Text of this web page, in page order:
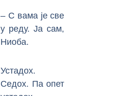
– С вама је све
у реду. Ја сам,
Ниоба.
Устадох.
Седох. Па опет